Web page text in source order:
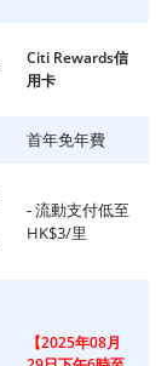
Citi Rewards信
用卡
首年免年費
- 流動支付低至
HK$3/里
【2025年08月